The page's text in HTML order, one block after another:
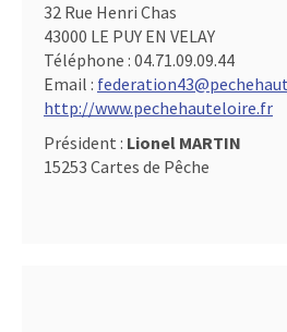
32 Rue Henri Chas
43000 LE PUY EN VELAY
Téléphone : 04.71.09.09.44
Email :
http://www.pechehauteloire.fr
Président : Lionel MARTIN
15253 Cartes de Pêche